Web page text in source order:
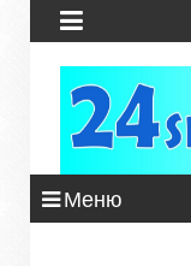

Меню